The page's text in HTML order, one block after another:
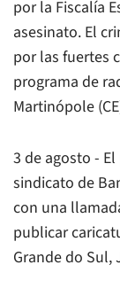
por la Fiscalía
asesinato. El
por las fuertes
programa de
Martinópole
3 de agosto -
sindicato de
con una
publicar
Grande do Sul,